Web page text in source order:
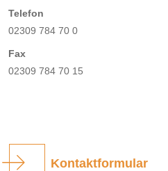
Telefon
02309 784 70 0
Fax
02309 784 70 15
Kontaktformular